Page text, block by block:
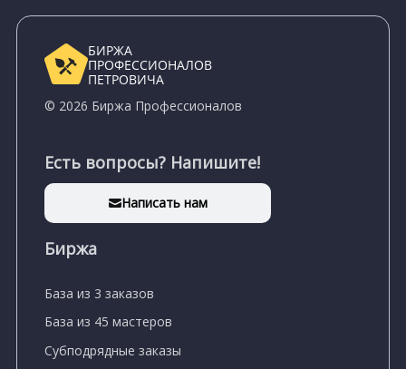
БИРЖА
ПРОФЕССИОНАЛОВ
ПЕТРОВИЧА
© 2026 Биржа Профессионалов
Есть вопросы? Напишите!
Написать нам
Биржа
База из 3 заказов
База из 45 мастеров
Субподрядные заказы